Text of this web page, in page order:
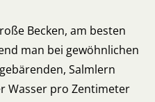
Becken, am besten
man bei gewöhnlichen
Salmlern
Wasser pro Zentimeter